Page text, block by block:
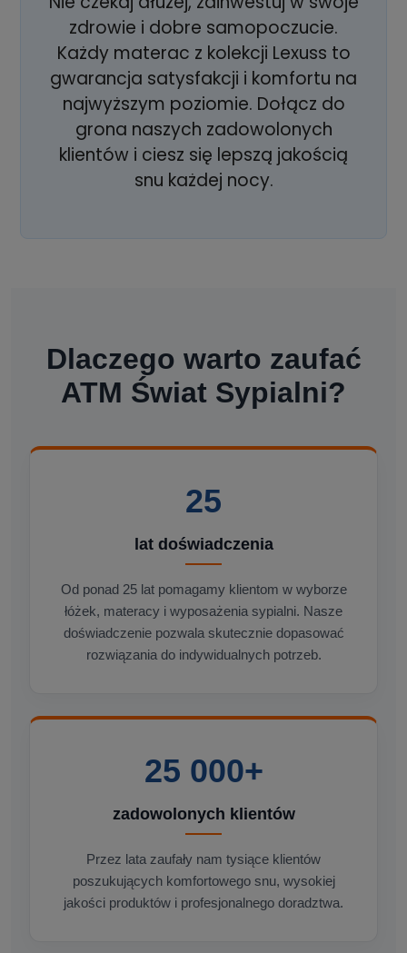
zdrowie i dobre samopoczucie.
Każdy materac z kolekcji Lexuss to
gwarancja satysfakcji i komfortu na
najwyższym poziomie. Dołącz do
grona naszych zadowolonych
klientów i ciesz się lepszą jakością
snu każdej nocy.
Dlaczego warto zaufać
ATM Świat Sypialni?
25
lat doświadczenia
Od ponad 25 lat pomagamy klientom w wyborze
łóżek, materacy i wyposażenia sypialni. Nasze
doświadczenie pozwala skutecznie dopasować
rozwiązania do indywidualnych potrzeb.
25 000+
zadowolonych klientów
Przez lata zaufały nam tysiące klientów
poszukujących komfortowego snu, wysokiej
jakości produktów i profesjonalnego doradztwa.